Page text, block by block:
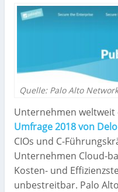
Quelle: Palo Alto
Unternehmen
Umfrage 2018 von
CIOs und C-
Unternehmen Cloud-
Kosten- und
unbestreitbar. Palo